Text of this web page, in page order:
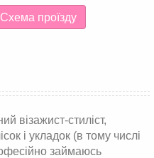
Схема проїзду
візажист-стиліст,
і укладок (в тому числі
займаюсь